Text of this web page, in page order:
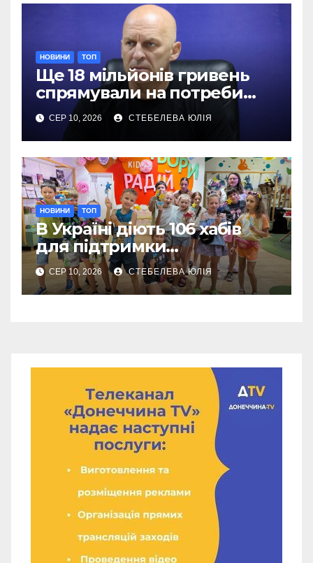
НОВИНИ ТОП
Ще 18 мільйонів гривень
спрямували на потреби
Сил оборони на Донеччині
СЕР 10, 2026 СТЕБЕЛЕВА ЮЛІЯ
НОВИНИ ТОП
В Україні діють 106 хабів
для підтримки
переселенців із Донеччини
СЕР 10, 2026 СТЕБЕЛЕВА ЮЛІЯ